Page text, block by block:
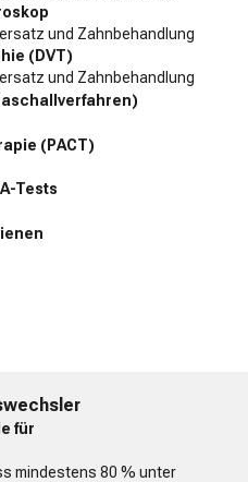
und Zahnbehandlung
(DVT)
und Zahnbehandlung
(PACT)
Tests
für
mindestens 80 % unter